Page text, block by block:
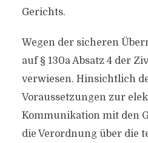
Gerichts.
Wegen der sicheren
auf § 130a Absatz 4 der
verwiesen. Hinsichtlich
Voraussetzungen zur
Kommunikation mit den
die Verordnung über die